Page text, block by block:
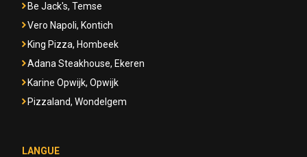
Be Jack's, Temse
Vero Napoli, Kontich
King Pizza, Hombeek
Adana Steakhouse, Ekeren
Karine Opwijk, Opwijk
Pizzaland, Wondelgem
LANGUE